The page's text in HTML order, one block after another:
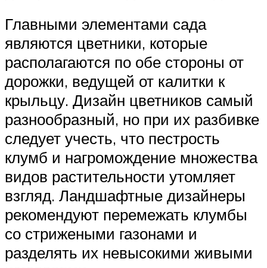
Главными элементами сада
являются цветники, которые
располагаются по обе стороны от
дорожки, ведущей от калитки к
крыльцу. Дизайн цветников самый
разнообразный, но при их разбивке
следует учесть, что пестрость
клумб и нагромождение множества
видов растительности утомляет
взгляд. Ландшафтные дизайнеры
рекомендуют перемежать клумбы
со стрижеными газонами и
разделять их невысокими живыми